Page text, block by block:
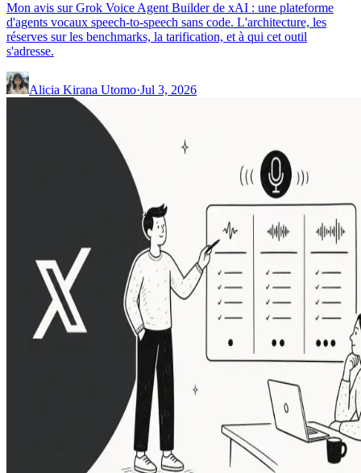
Mon avis sur Grok Voice Agent Builder de xAI : une plateforme
d'agents vocaux speech-to-speech sans code. L'architecture, les
réserves sur les benchmarks, la tarification, et à qui cet outil
s'adresse.
Alicia Kirana Utomo·Jul 3, 2026